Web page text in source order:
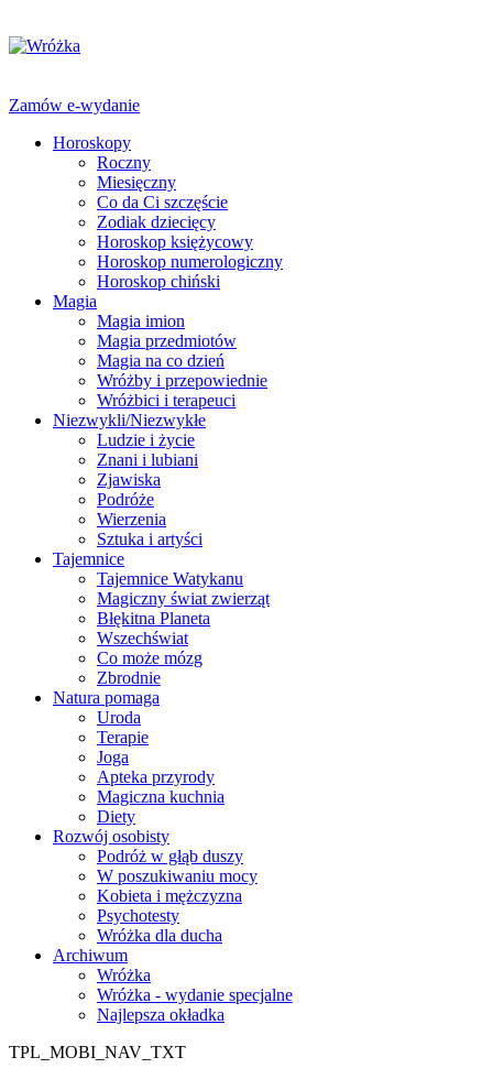
Zamów e-wydanie
Horoskopy
Roczny
Miesięczny
Co da Ci szczęście
Zodiak dziecięcy
Horoskop księżycowy
Horoskop numerologiczny
Horoskop chiński
Magia
Magia imion
Magia przedmiotów
Magia na co dzień
Wróżby i przepowiednie
Wróżbici i terapeuci
Niezwykli/Niezwykłe
Ludzie i życie
Znani i lubiani
Zjawiska
Podróże
Wierzenia
Sztuka i artyści
Tajemnice
Tajemnice Watykanu
Magiczny świat zwierząt
Błękitna Planeta
Wszechświat
Co może mózg
Zbrodnie
Natura pomaga
Uroda
Terapie
Joga
Apteka przyrody
Magiczna kuchnia
Diety
Rozwój osobisty
Podróż w głąb duszy
W poszukiwaniu mocy
Kobieta i mężczyzna
Psychotesty
Wróżka dla ducha
Archiwum
Wróżka
Wróżka - wydanie specjalne
Najlepsza okładka
TPL_MOBI_NAV_TXT